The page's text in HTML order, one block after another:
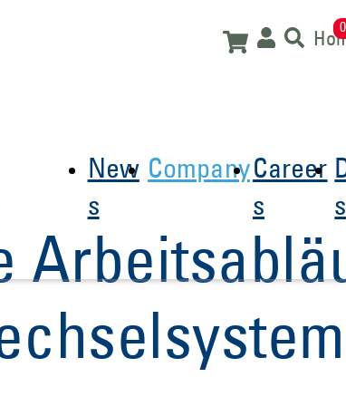
0
New
s
CompanyCareer
s
s